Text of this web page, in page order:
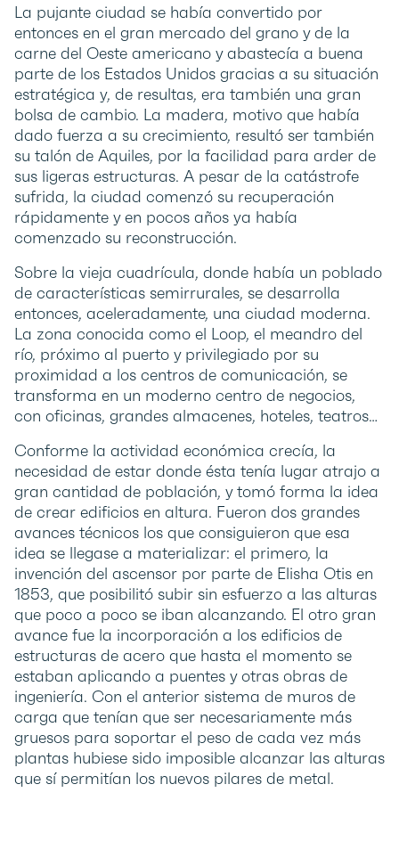
La pujante ciudad se había convertido por
entonces en el gran mercado del grano y de la
carne del Oeste americano y abastecía a buena
parte de los Estados Unidos gracias a su situación
estratégica y, de resultas, era también una gran
bolsa de cambio. La madera, motivo que había
dado fuerza a su crecimiento, resultó ser también
su talón de Aquiles, por la facilidad para arder de
sus ligeras estructuras. A pesar de la catástrofe
sufrida, la ciudad comenzó su recuperación
rápidamente y en pocos años ya había
comenzado su reconstrucción.
Sobre la vieja cuadrícula, donde había un poblado
de características semirrurales, se desarrolla
entonces, aceleradamente, una ciudad moderna.
La zona conocida como el Loop, el meandro del
río, próximo al puerto y privilegiado por su
proximidad a los centros de comunicación, se
transforma en un moderno centro de negocios,
con oficinas, grandes almacenes, hoteles, teatros…
Conforme la actividad económica crecía, la
necesidad de estar donde ésta tenía lugar atrajo a
gran cantidad de población, y tomó forma la idea
de crear edificios en altura. Fueron dos grandes
avances técnicos los que consiguieron que esa
idea se llegase a materializar: el primero, la
invención del ascensor por parte de Elisha Otis en
1853, que posibilitó subir sin esfuerzo a las alturas
que poco a poco se iban alcanzando. El otro gran
avance fue la incorporación a los edificios de
estructuras de acero que hasta el momento se
estaban aplicando a puentes y otras obras de
ingeniería. Con el anterior sistema de muros de
carga que tenían que ser necesariamente más
gruesos para soportar el peso de cada vez más
plantas hubiese sido imposible alcanzar las alturas
que sí permitían los nuevos pilares de metal.